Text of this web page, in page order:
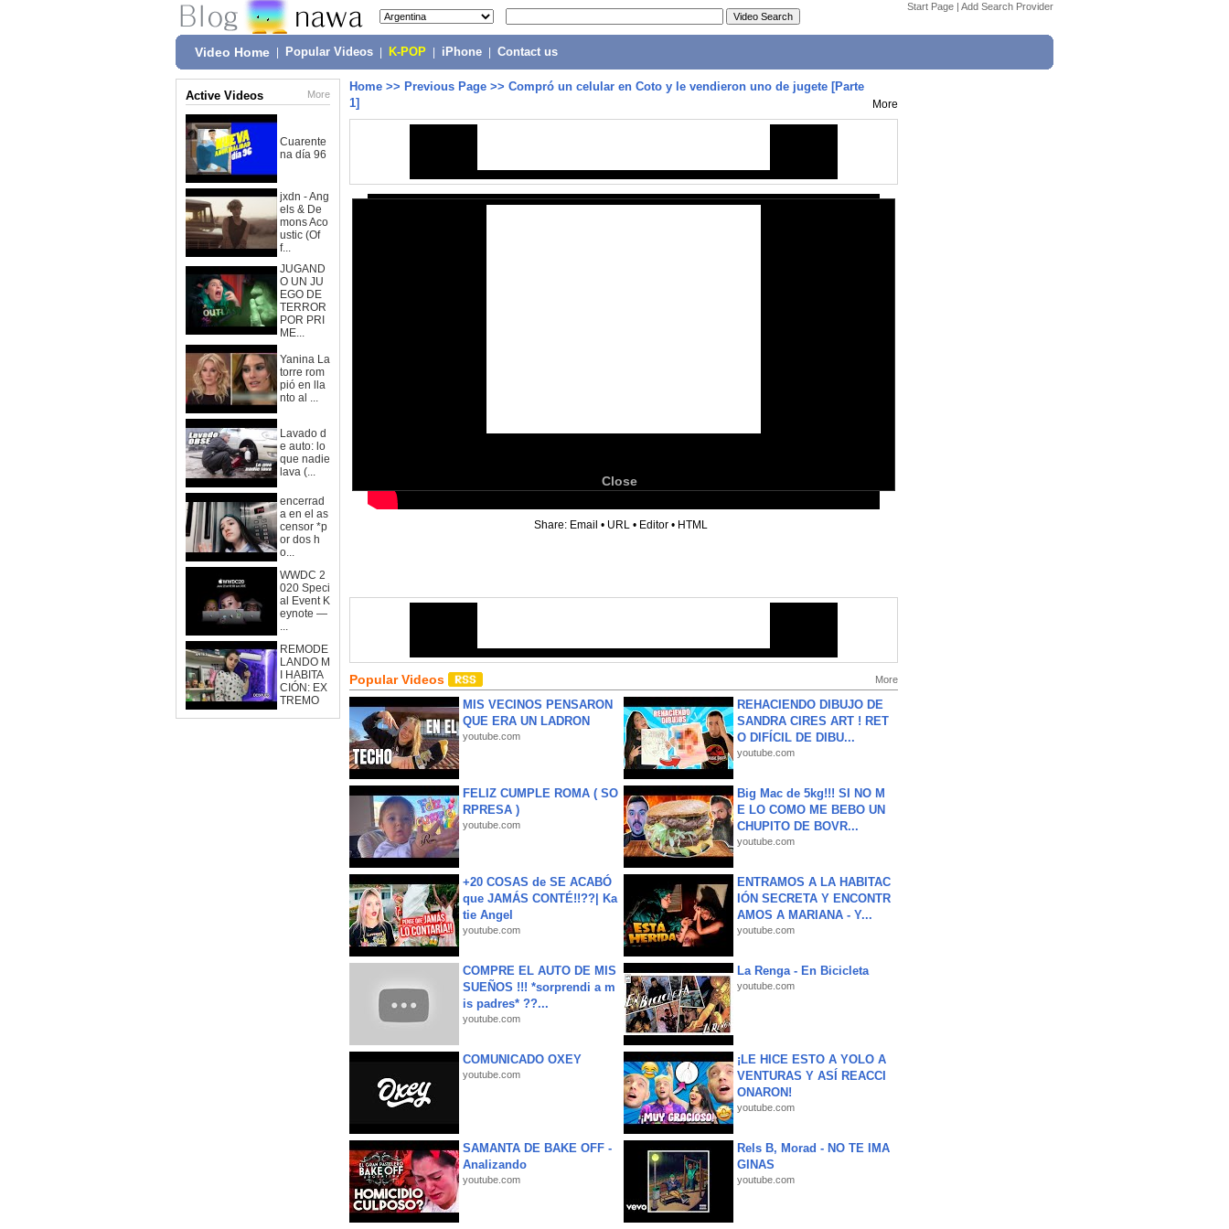
Start Page | Add Search Provider
Video Home Popular Videos K-POP iPhone Contact us
Active Videos More
Cuarente
na día 96
jxdn - Ang
els & De
mons Aco
ustic (Of
f...
JUGAND
O UN JU
EGO DE
TERROR
POR PRI
ME...
Yanina La
torre rom
pió en lla
nto al ...
Lavado d
e auto: lo
que nadie
lava (...
encerrad
a en el as
censor *p
or dos h
o...
WWDC 2
020 Speci
al Event K
eynote —
...
REMODE
LANDO M
I HABITA
CIÓN: EX
TREMO
Home >> Previous Page >> Compró un celular en Coto y le vendieron uno de jugete [Parte
1]
More
Close
Share: Email • URL • Editor • HTML
Popular Videos More
MIS VECINOS PENSARON
QUE ERA UN LADRON
youtube.com
REHACIENDO DIBUJO DE
SANDRA CIRES ART ! RET
O DIFÍCIL DE DIBU...
youtube.com
FELIZ CUMPLE ROMA ( SO
RPRESA )
youtube.com
Big Mac de 5kg!!! SI NO M
E LO COMO ME BEBO UN
CHUPITO DE BOVR...
youtube.com
+20 COSAS de SE ACABÓ
que JAMÁS CONTÉ!!??| Ka
tie Angel
youtube.com
ENTRAMOS A LA HABITAC
IÓN SECRETA Y ENCONTR
AMOS A MARIANA - Y...
youtube.com
COMPRE EL AUTO DE MIS
SUEÑOS !!! *sorprendi a m
is padres* ??...
youtube.com
La Renga - En Bicicleta
youtube.com
COMUNICADO OXEY
youtube.com
¡LE HICE ESTO A YOLO A
VENTURAS Y ASÍ REACCI
ONARON!
youtube.com
SAMANTA DE BAKE OFF -
Analizando
youtube.com
Rels B, Morad - NO TE IMA
GINAS
youtube.com